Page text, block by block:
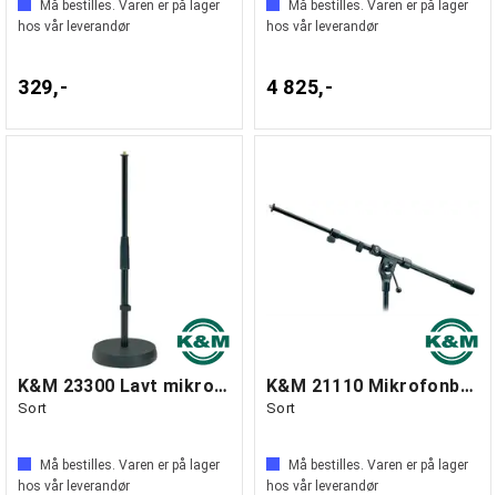
Må bestilles. Varen er på lager
hos vår leverandør
329,-
Må bestilles. Varen er på lager
hos vår leverandør
4 825,-
K&M 23300 Lavt mikrofonstativ
Sort
Må bestilles. Varen er på lager
hos vår leverandør
K&M 21110 Mikrofonbom (teleskoparm)
Sort
Må bestilles. Varen er på lager
hos vår leverandør